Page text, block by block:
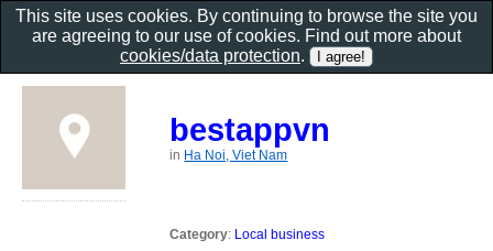
bestappvn
in Ha Noi, Viet Nam
Category: Local business
This site uses cookies. By continuing to browse the site you
are agreeing to our use of cookies. Find out more about
cookies/data protection.